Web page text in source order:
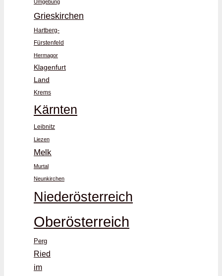
Umgebung
Grieskirchen
Hartberg-
Fürstenfeld
Hermagor
Klagenfurt
Land
Krems
Kärnten
Leibnitz
Liezen
Melk
Murtal
Neunkirchen
Niederösterreich
Oberösterreich
Perg
Ried
im